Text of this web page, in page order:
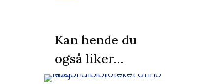
Kan hende du
også liker…